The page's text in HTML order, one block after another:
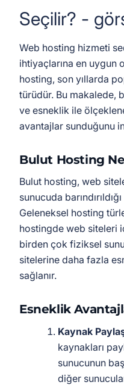
Web hosting hizmeti
ihtiyaçlarına en uygun
hosting, son yıllarda
türüdür. Bu makalede,
ve esneklik ile
avantajlar sunduğunu
Bulut Hosting
Bulut hosting, web
sunucuda
Geleneksel hosting
hostingde web siteleri
birden çok fiziksel
sitelerine daha fazla
sağlanır.
Esneklik
Kaynak
kaynakları
sunucunun
diğer